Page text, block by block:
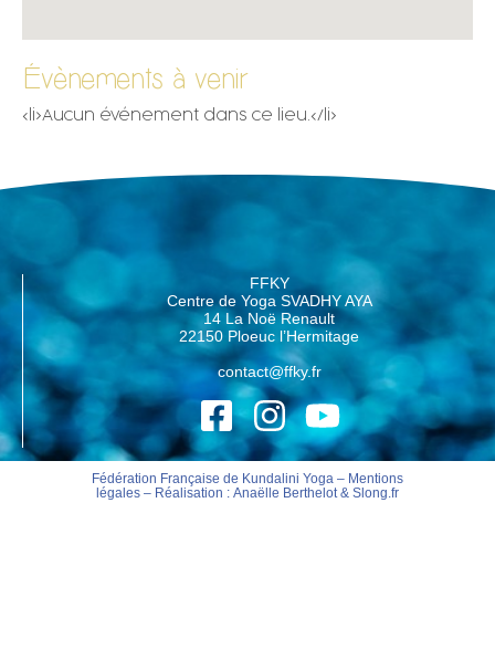
Évènements à venir
<li>Aucun événement dans ce lieu.</li>
FFKY
Centre de Yoga SVADHY AYA
14 La Noë Renault
22150 Ploeuc l’Hermitage
contact@ffky.fr
Fédération Française de Kundalini Yoga – Mentions
légales– Réalisation : Anaëlle Berthelot& Slong.fr